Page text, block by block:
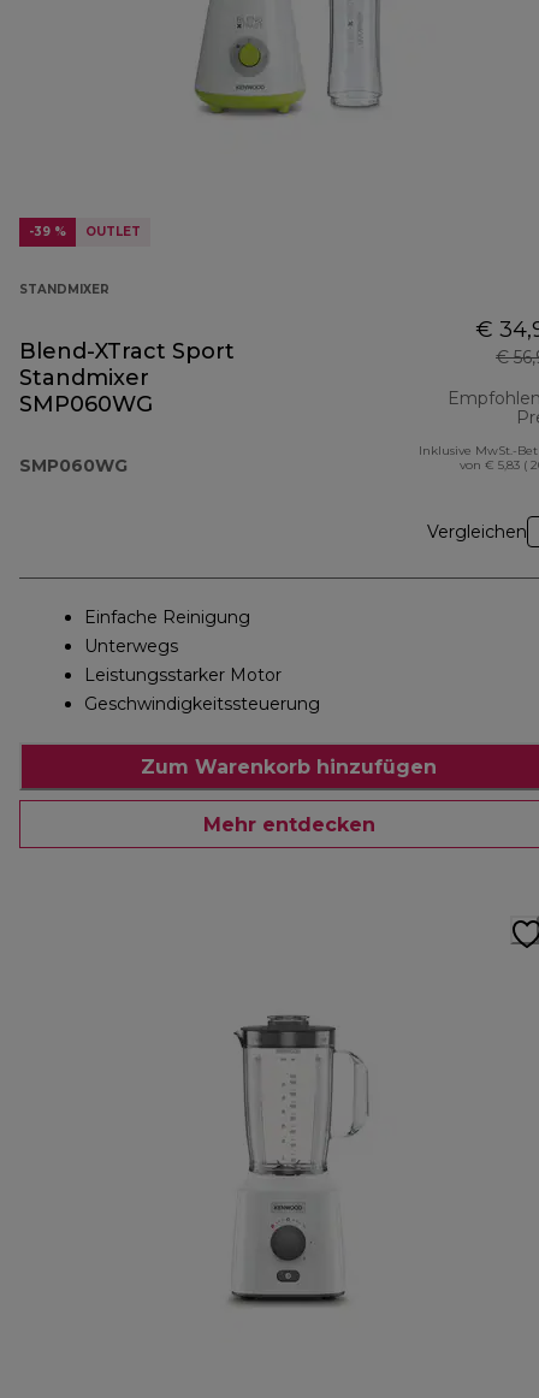
-39 % OUTLET
STANDMIXER
Blend-XTract Sport
Standmixer
SMP060WG
SMP060WG
€
€
Inklusive MwSt.-
von € 5,83 (
Vergleichen
Einfache Reinigung
Unterwegs
Leistungsstarker Motor
Geschwindigkeitssteuerung
Zum Warenkorb hinzufügen
Mehr entdecken